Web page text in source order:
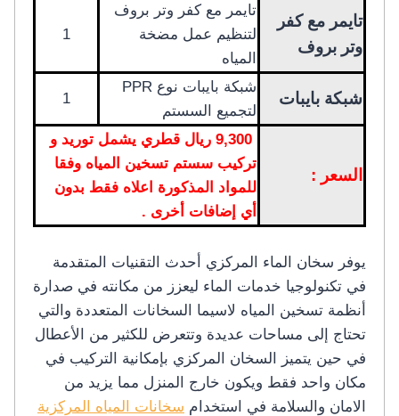
تايمر مع كفر
وتر بروف
تايمر مع كفر وتر بروف
لتنظيم عمل مضخة
المياه
1
شبكة بايبات
لتجميع السستم
1
السعر :
9,300 ريال قطري يشمل توريد و
تركيب سستم تسخين المياه وفقا
للمواد المذكورة اعلاه فقط بدون
أي إضافات أخرى .
يوفر سخان الماء المركزي أحدث التقنيات المتقدمة
في تكنولوجيا خدمات الماء ليعزز من مكانته في صدارة
أنظمة تسخين المياه لاسيما السخانات المتعددة والتي
تحتاج إلى مساحات عديدة وتتعرض للكثير من الأعطال
في حين يتميز السخان المركزي بإمكانية التركيب في
مكان واحد فقط ويكون خارج المنزل مما يزيد من
الامان والسلامة في استخدام سخانات المياه المركزية